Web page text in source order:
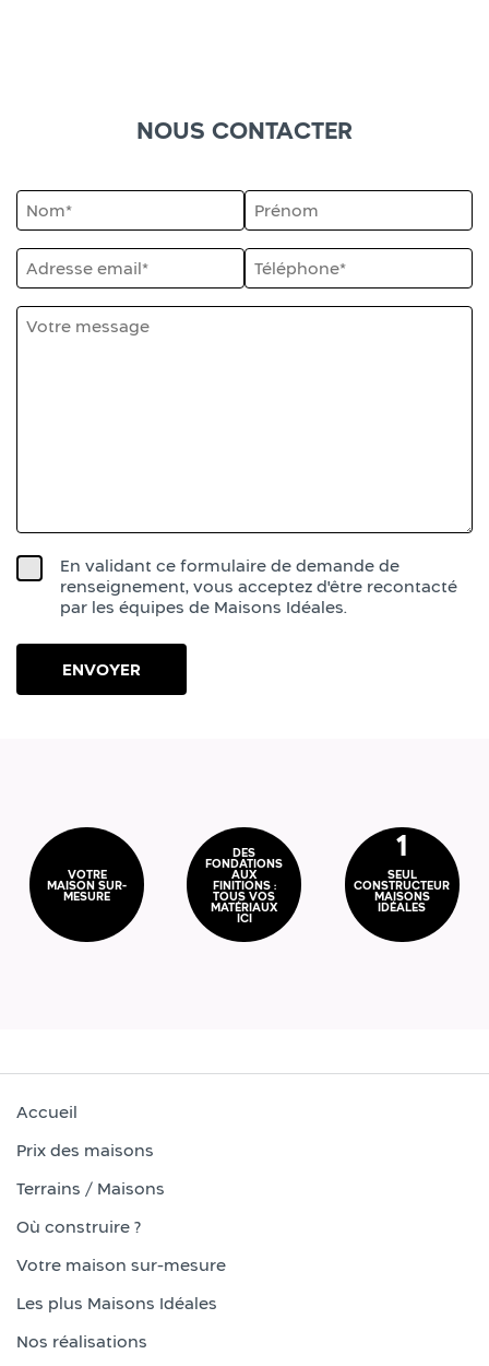
NOUS CONTACTER
En validant ce formulaire de demande de
renseignement, vous acceptez d'être recontacté
par les équipes de Maisons Idéales.
VOTRE
MAISON SUR-
MESURE
DES
FONDATIONS
AUX
FINITIONS :
TOUS VOS
MATÉRIAUX
ICI
1
SEUL
CONSTRUCTEUR
MAISONS
IDÉALES
Accueil
Prix des maisons
Terrains / Maisons
Où construire ?
Votre maison sur-mesure
Les plus Maisons Idéales
Nos réalisations